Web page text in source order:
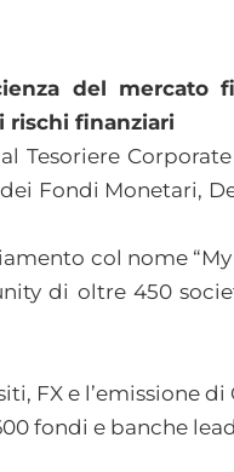
del mercato
rischi finanziari
Tesoriere
Fondi Monetari,
col nome
di oltre 450
FX e l’emissione
fondi e banche